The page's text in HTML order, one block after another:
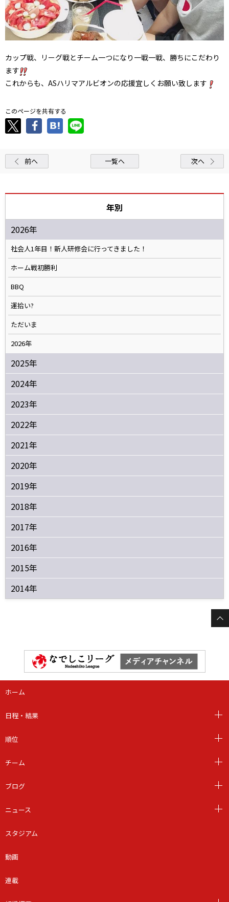
カップ戦、リーグ戦とチーム一つになり一戦一戦、勝ちにこだわり
ます
これからも、ASハリマアルビオンの応援宜しくお願い致します
このページを共有する
前へ 一覧へ 次へ
年別
2026年
社会人1年目！新人研修会に行ってきました！
ホーム戦初勝利
BBQ
運拾い?
ただいま
2026年
2025年
2024年
2023年
2022年
2021年
2020年
2019年
2018年
2017年
2016年
2015年
2014年
ホーム
日程・結果
順位
チーム
ブログ
ニュース
スタジアム
動画
連載